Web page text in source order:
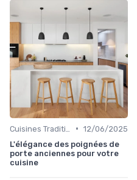
• 12/06/2025
L'élégance des poignées de
porte anciennes pour votre
cuisine